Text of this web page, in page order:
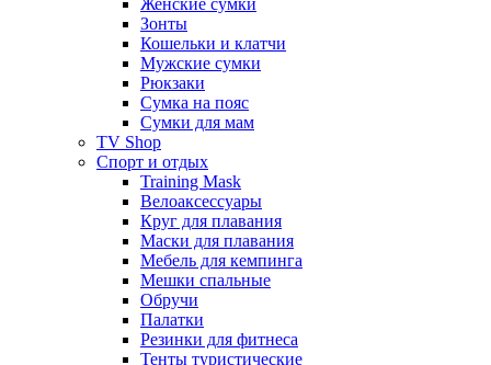
Женские сумки
Зонты
Кошельки и клатчи
Мужские сумки
Рюкзаки
Сумка на пояс
Сумки для мам
TV Shop
Спорт и отдых
Training Mask
Велоаксессуары
Круг для плавания
Маски для плавания
Мебель для кемпинга
Мешки спальные
Обручи
Палатки
Резинки для фитнеса
Тенты туристические